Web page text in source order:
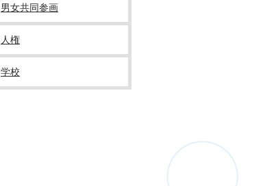
男女共同参画
人権
学校